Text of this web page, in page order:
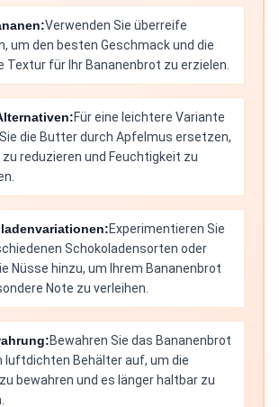
Verwenden Sie überreife
um den besten Geschmack und die
Textur für Ihr Bananenbrot zu erzielen.
Für eine leichtere Variante
die Butter durch Apfelmus ersetzen,
reduzieren und Feuchtigkeit zu
Experimentieren Sie
Schokoladensorten oder
Nüsse hinzu, um Ihrem Bananenbrot
Note zu verleihen.
Bewahren Sie das Bananenbrot
luftdichten Behälter auf, um die
bewahren und es länger haltbar zu